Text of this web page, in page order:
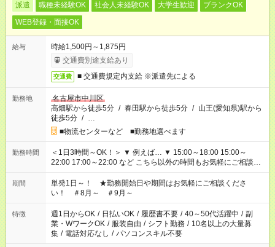
派遣 職種未経験OK 社会人未経験OK 大学生歓迎
ブランクOK
WEB登録・面接OK
給与
時給1,500円～1,875円
交通費別途支給あり
交通費 ■ 交通費規定内支給 ※派遣先による
勤務地
名古屋市中川区
高畑駅から徒歩5分 / 春田駅から徒歩5分 / 山王(愛知県)駅から
徒歩5分 / …
■物流センターなど ■勤務地選べます
勤務時間
＜1日3時間～OK！＞ ▼ 例えば… ▼ 15:00～18:00 15:00～
22:00 17:00～22:00 など こちら以外の時間もお気軽にご相談く
ださい！
期間
単発1日～！ ★勤務開始日や期間はお気軽にご相談くださ
い！ ＃8月～ ＃9月～
特徴 週1日からOK / 日払いOK / 履歴書不要 / 40～50代活躍中 / 副
業・WワークOK / 服装自由 / シフト勤務 / 10名以上の大量募
集 / 電話対応なし / パソコンスキル不要